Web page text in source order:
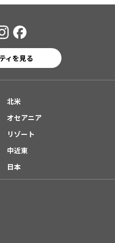
ィを見る
北米
オセアニア
リゾート
中近東
日本